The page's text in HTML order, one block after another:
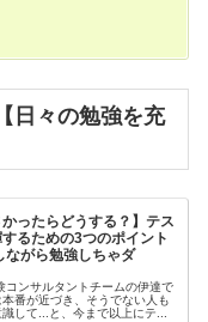
日々の勉強を充
かったらどうする？】テス
るための3つのポイント
がら勉強しちゃダ
コンサルタントチームの伊達で
番が近づき、そうでない人も
して...と、今まで以上にテ...